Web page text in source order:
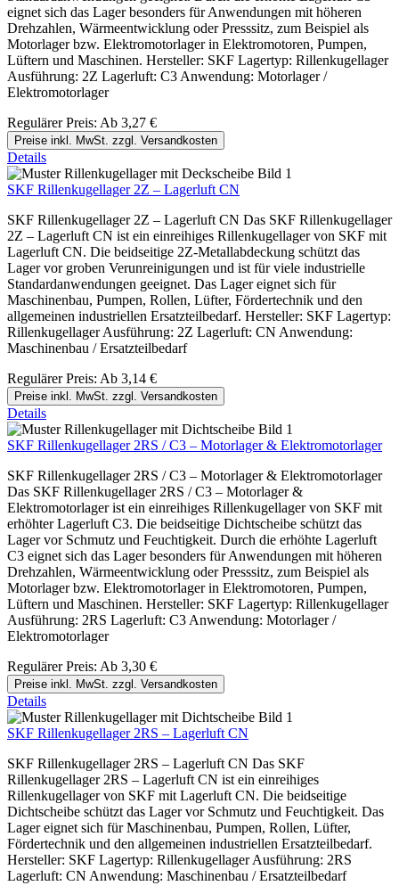
eignet sich das Lager besonders für Anwendungen mit höheren
Drehzahlen, Wärmeentwicklung oder Presssitz, zum Beispiel als
Motorlager bzw. Elektromotorlager in Elektromotoren, Pumpen,
Lüftern und Maschinen. Hersteller: SKF Lagertyp: Rillenkugellager
Ausführung: 2Z Lagerluft: C3 Anwendung: Motorlager /
Elektromotorlager
Regulärer Preis: Ab 3,27 €
Preise inkl. MwSt. zzgl. Versandkosten
Details
SKF Rillenkugellager 2Z – Lagerluft CN
SKF Rillenkugellager 2Z – Lagerluft CN Das SKF Rillenkugellager
2Z – Lagerluft CN ist ein einreihiges Rillenkugellager von SKF mit
Lagerluft CN. Die beidseitige 2Z-Metallabdeckung schützt das
Lager vor groben Verunreinigungen und ist für viele industrielle
Standardanwendungen geeignet. Das Lager eignet sich für
Maschinenbau, Pumpen, Rollen, Lüfter, Fördertechnik und den
allgemeinen industriellen Ersatzteilbedarf. Hersteller: SKF Lagertyp:
Rillenkugellager Ausführung: 2Z Lagerluft: CN Anwendung:
Maschinenbau / Ersatzteilbedarf
Regulärer Preis: Ab 3,14 €
Preise inkl. MwSt. zzgl. Versandkosten
Details
SKF Rillenkugellager 2RS / C3 – Motorlager & Elektromotorlager
SKF Rillenkugellager 2RS / C3 – Motorlager & Elektromotorlager
Das SKF Rillenkugellager 2RS / C3 – Motorlager &
Elektromotorlager ist ein einreihiges Rillenkugellager von SKF mit
erhöhter Lagerluft C3. Die beidseitige Dichtscheibe schützt das
Lager vor Schmutz und Feuchtigkeit. Durch die erhöhte Lagerluft
C3 eignet sich das Lager besonders für Anwendungen mit höheren
Drehzahlen, Wärmeentwicklung oder Presssitz, zum Beispiel als
Motorlager bzw. Elektromotorlager in Elektromotoren, Pumpen,
Lüftern und Maschinen. Hersteller: SKF Lagertyp: Rillenkugellager
Ausführung: 2RS Lagerluft: C3 Anwendung: Motorlager /
Elektromotorlager
Regulärer Preis: Ab 3,30 €
Preise inkl. MwSt. zzgl. Versandkosten
Details
SKF Rillenkugellager 2RS – Lagerluft CN
SKF Rillenkugellager 2RS – Lagerluft CN Das SKF
Rillenkugellager 2RS – Lagerluft CN ist ein einreihiges
Rillenkugellager von SKF mit Lagerluft CN. Die beidseitige
Dichtscheibe schützt das Lager vor Schmutz und Feuchtigkeit. Das
Lager eignet sich für Maschinenbau, Pumpen, Rollen, Lüfter,
Fördertechnik und den allgemeinen industriellen Ersatzteilbedarf.
Hersteller: SKF Lagertyp: Rillenkugellager Ausführung: 2RS
Lagerluft: CN Anwendung: Maschinenbau / Ersatzteilbedarf